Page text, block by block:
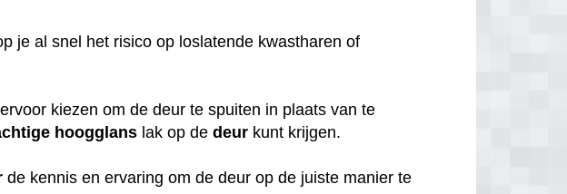
je al snel het risico op loslatende kwastharen of
kiezen om de deur te spuiten in plaats van te
hoogglans lak op dedeur kunt krijgen.
de kennis en ervaring om de deur op de juiste manier te